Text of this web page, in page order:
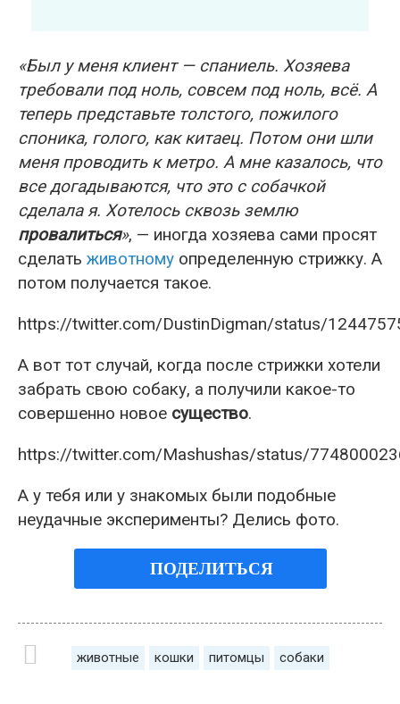
«Был у меня клиент — спаниель. Хозяева
требовали под ноль, совсем под ноль, всё. А
теперь представьте толстого, пожилого
споника, голого, как китаец. Потом они шли
меня проводить к метро. А мне казалось, что
все догадываются, что это с собачкой
сделала я. Хотелось сквозь землю
провалиться», — иногда хозяева сами просят
сделать животному определенную стрижку. А
потом получается такое.
https://twitter.com/DustinDigman/status/
А вот тот случай, когда после стрижки хотели
забрать свою собаку, а получили какое-то
совершенно новое существо.
https://twitter.com/Mashushas/status/
А у тебя или у знакомых были подобные
неудачные эксперименты? Делись фото.
ПОДЕЛИТЬСЯ
животные кошки питомцы собаки